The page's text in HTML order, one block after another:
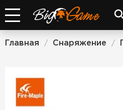
Главная / Снаряжение /